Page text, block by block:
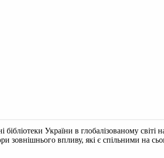
бібліотеки України в глобалізованому
впливу, які є спільними на